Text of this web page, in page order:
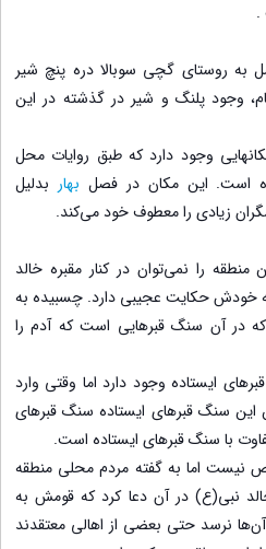
.
به روستای گچی سوبالا دره پنچ شیر
وجود پلنگ و شیر در گذشته در این
وجود دارد که طبق روایات محل
است. این مکان در فصل بهار بدلیل
زیادی را معطوف خود می‌کند.
منطقه را نمی‌توان در کنار مقبره خالد
خودش حکایت عجیبی دارد. چسبیده به
که در آن سنگ قبرهایی است که آدم را
ایستاده وجود دارد اما وقتی وارد
سنگ قبرهای ایستاده سنگ قبرهای
با سنگ قبرهای ایستاده است.
نیست اما به گفته مردم محلی منطقه
نبی(ع) در آن دعا کرد که قومش به
نرسد حتی بعضی از اهالی معتقدند